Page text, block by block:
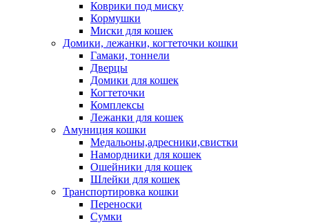
Коврики под миску
Кормушки
Миски для кошек
Домики, лежанки, когтеточки кошки
Гамаки, тоннели
Дверцы
Домики для кошек
Когтеточки
Комплексы
Лежанки для кошек
Амуниция кошки
Медальоны,адресники,свистки
Намордники для кошек
Ошейники для кошек
Шлейки для кошек
Транспортировка кошки
Переноски
Сумки